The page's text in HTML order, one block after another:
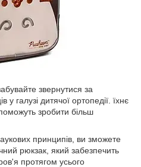
звернутися за
у галузі дитячої ортопедії. їхнє
зробити більш
принципів, ви зможете
рюкзак, який забезпечить
протягом усього